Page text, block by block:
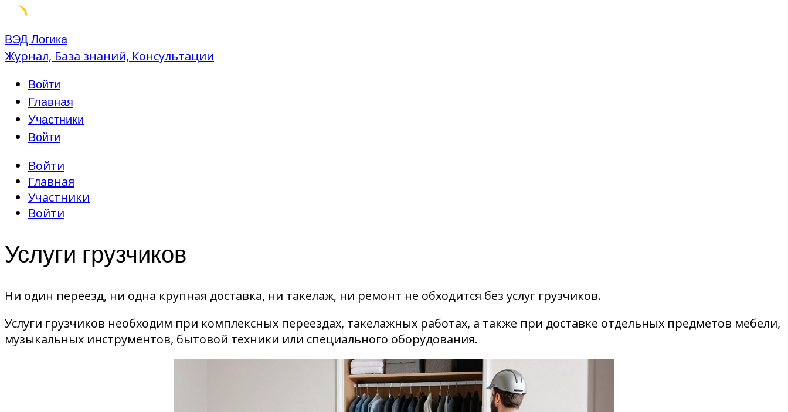
Skip
to
ВЭД Логика
Журнал, База знаний, Консультации
Войти
Главная
Участники
Войти
Войти
Главная
Участники
Войти
Услуги грузчиков
Ни один переезд, ни одна крупная доставка, ни такелаж, ни ремонт не обходится без услуг грузчиков.
Услуги грузчиков необходим при комплексных переездах, такелажных работах, а также при доставке отдельных предметов мебели,
музыкальных инструментов, бытовой техники или специального оборудования.